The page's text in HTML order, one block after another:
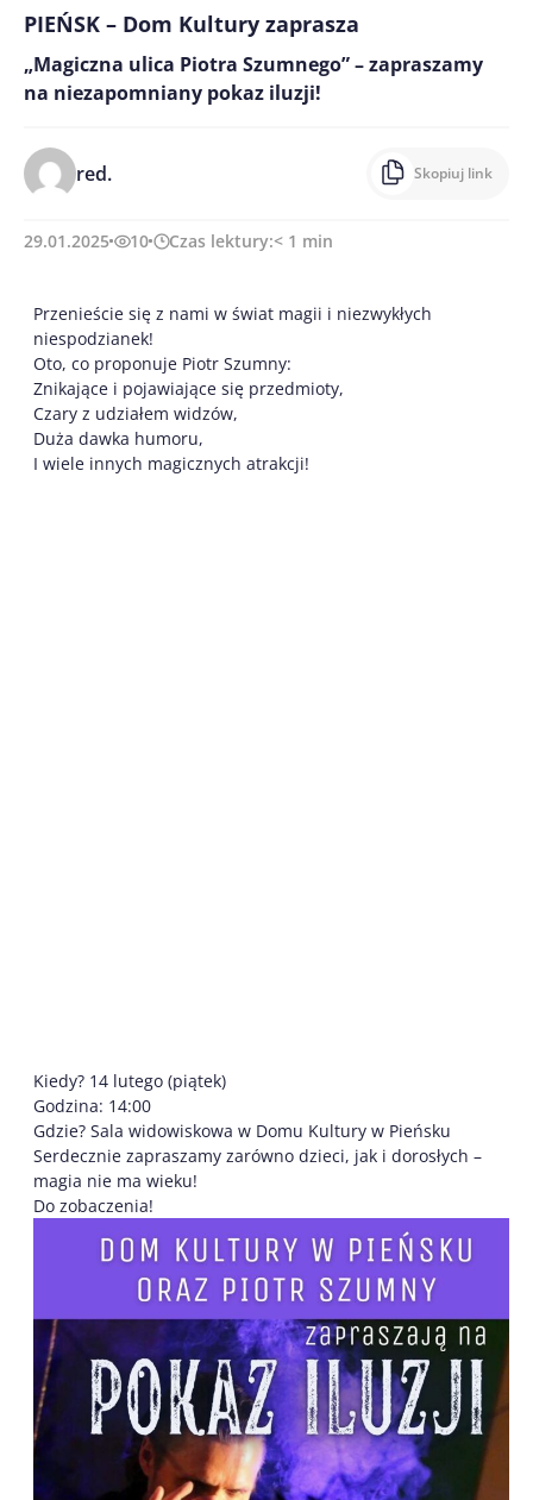
PIEŃSK – Dom Kultury zaprasza
„Magiczna ulica Piotra Szumnego” – zapraszamy
na niezapomniany pokaz iluzji!
red. Skopiuj link
29.01.2025 10 Czas lektury:< 1 min
Przenieście się z nami w świat magii i niezwykłych
niespodzianek!
Oto, co proponuje Piotr Szumny:
Znikające i pojawiające się przedmioty,
Czary z udziałem widzów,
Duża dawka humoru,
I wiele innych magicznych atrakcji!
Kiedy? 14 lutego (piątek)
Godzina: 14:00
Gdzie? Sala widowiskowa w Domu Kultury w Pieńsku
Serdecznie zapraszamy zarówno dzieci, jak i dorosłych –
magia nie ma wieku!
Do zobaczenia!